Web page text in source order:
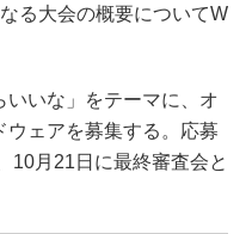
る大会の概要についてW
いな」をテーマに、オ
ウェアを募集する。応募
10月21日に最終審査会と